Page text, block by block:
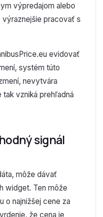
výpredajom alebo
pracovať s
evidovať
systém túto
nevytvára
vzniká prehľadná
signál
môže dávať
widget. Ten môže
o najnižšej cene za
že cena je